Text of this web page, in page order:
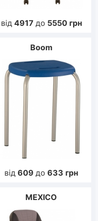
від 4917 до 5550 грн
Boom
від 609 до 633 грн
MEXICO